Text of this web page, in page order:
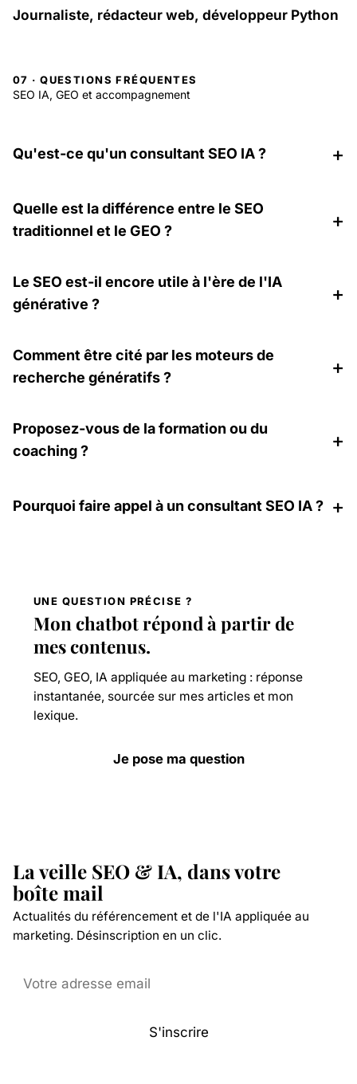
Journaliste, rédacteur web, développeur Python
07 · QUESTIONS FRÉQUENTES
SEO IA, GEO et accompagnement
Qu'est-ce qu'un consultant SEO IA ? +
Quelle est la différence entre le SEO
traditionnel et le GEO ?
+
Le SEO est-il encore utile à l'ère de l'IA
générative ?
+
Comment être cité par les moteurs de
recherche génératifs ?
+
Proposez-vous de la formation ou du
coaching ?
+
Pourquoi faire appel à un consultant SEO IA ? +
UNE QUESTION PRÉCISE ?
Mon chatbot répond à partir de
mes contenus.
SEO, GEO, IA appliquée au marketing : réponse
instantanée, sourcée sur mes articles et mon
lexique.
Je pose ma question
La veille SEO & IA, dans votre
boîte mail
Actualités du référencement et de l'IA appliquée au
marketing. Désinscription en un clic.
S'inscrire